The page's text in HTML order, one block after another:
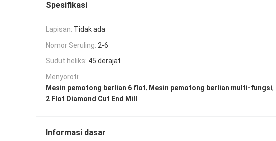
Spesifikasi
Lapisan: Tidak ada
Nomor Seruling: 2-6
Sudut heliks: 45 derajat
Menyoroti:
Mesin pemotong berlian 6 flot, Mesin pemotong berlian multi-fungsi,
2 Flot Diamond Cut End Mill
Informasi dasar